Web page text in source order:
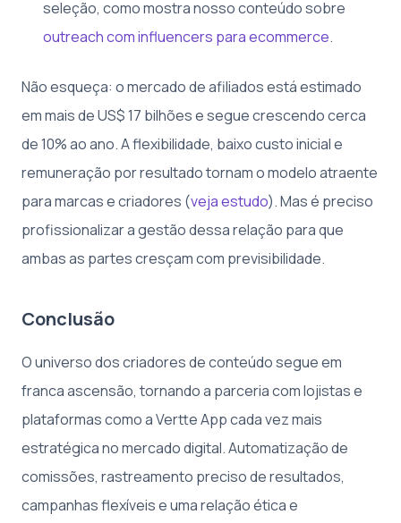
seleção, como mostra nosso conteúdo sobre
outreach com influencers para ecommerce.
Não esqueça: o mercado de afiliados está estimado
em mais de US$ 17 bilhões e segue crescendo cerca
de 10% ao ano. A flexibilidade, baixo custo inicial e
remuneração por resultado tornam o modelo atraente
para marcas e criadores (veja estudo). Mas é preciso
profissionalizar a gestão dessa relação para que
ambas as partes cresçam com previsibilidade.
Conclusão
O universo dos criadores de conteúdo segue em
franca ascensão, tornando a parceria com lojistas e
plataformas como a Vertte App cada vez mais
estratégica no mercado digital. Automatização de
comissões, rastreamento preciso de resultados,
campanhas flexíveis e uma relação ética e